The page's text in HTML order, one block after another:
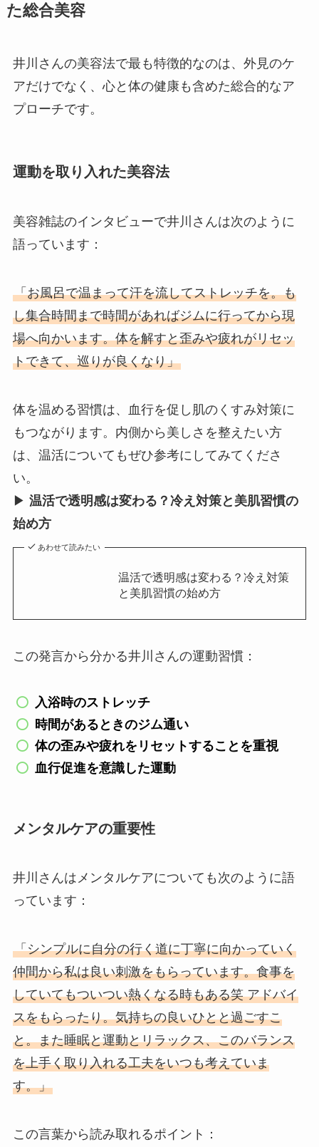
た総合美容
井川さんの美容法で最も特徴的なのは、外見のケ
アだけでなく、心と体の健康も含めた総合的なア
プローチです。
運動を取り入れた美容法
美容雑誌のインタビューで井川さんは次のように
語っています：
「お風呂で温まって汗を流してストレッチを。も
し集合時間まで時間があればジムに行ってから現
場へ向かいます。体を解すと歪みや疲れがリセッ
トできて、巡りが良くなり」
体を温める習慣は、血行を促し肌のくすみ対策に
もつながります。内側から美しさを整えたい方
は、温活についてもぜひ参考にしてみてくださ
い。
▶ 温活で透明感は変わる？冷え対策と美肌習慣の
始め方
あわせて読みたい
温活で透明感は変わる？冷え対策
と美肌習慣の始め方
この発言から分かる井川さんの運動習慣：
入浴時のストレッチ
時間があるときのジム通い
体の歪みや疲れをリセットすることを重視
血行促進を意識した運動
メンタルケアの重要性
井川さんはメンタルケアについても次のように語
っています：
「シンプルに自分の行く道に丁寧に向かっていく
仲間から私は良い刺激をもらっています。食事を
していてもついつい熱くなる時もある笑 アドバイ
スをもらったり。気持ちの良いひとと過ごすこ
と。また睡眠と運動とリラックス、このバランス
を上手く取り入れる工夫をいつも考えていま
す。」
この言葉から読み取れるポイント：